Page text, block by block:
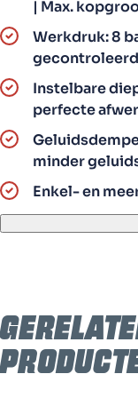
| Max.
Werkdruk: 8
Instelbare
perfecte
minder
Enkel- en
optimale
ook bij